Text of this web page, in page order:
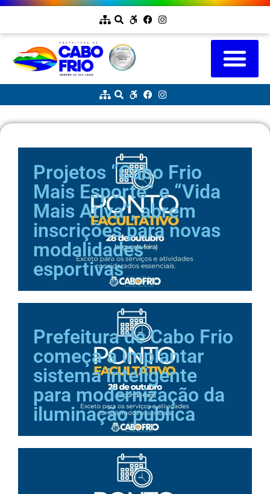
Projetos “Cabo Frio
Mais Esporte” e “Vida
Mais Ativa”, abrem
inscrições para novas
modalidades
esportivas
Prefeitura de Cabo Frio
começa a implantar
sistema inteligente
para modernização da
iluminação pública